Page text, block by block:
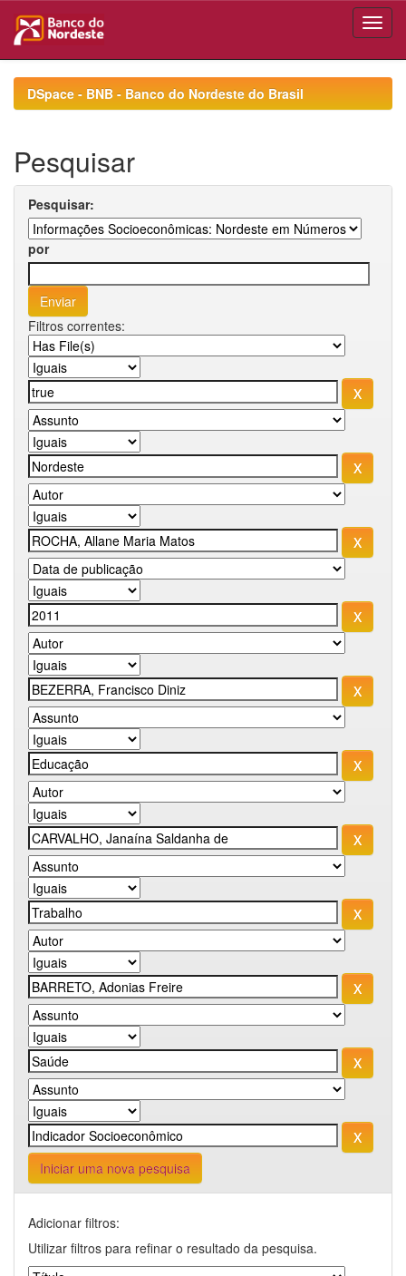
navigationDSpace - BNB - Banco do Nordeste do Brasil
Pesquisar
Pesquisar:
por
Filtros correntes:
Iniciar uma nova pesquisa
Adicionar filtros:
Utilizar filtros para refinar o resultado da pesquisa.